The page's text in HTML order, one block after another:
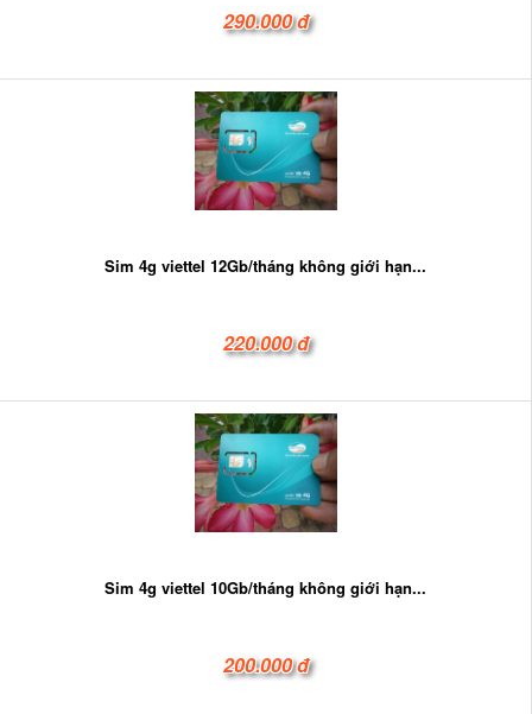
290.000 đ
Sim 4g viettel 12Gb/tháng không giới hạn...
220.000 đ
Sim 4g viettel 10Gb/tháng không giới hạn...
200.000 đ